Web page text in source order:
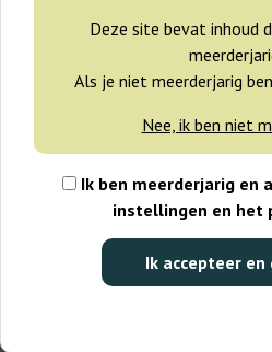
Deze site bevat inhoud
Als je niet meerderjarig
Nee, ik ben niet
Ik ben meerderjarig en
instellingen en het
Ik accepteer en